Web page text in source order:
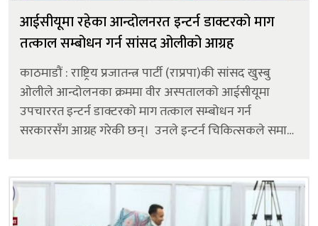
आईसीयूमा रहेका आन्दोलनरत इन्टर्न डाक्टरको माग
तत्काल सम्बोधन गर्न सांसद ओलीको आग्रह
काठमाडौं : राष्ट्रिय प्रजातन्त्र पार्टी (राप्रपा)की सांसद खुस्बु
ओलीले आन्दोलनका क्रममा वीर अस्पतालको आईसीयूमा
उपचाररत इन्टर्न डाक्टरको माग तत्काल सम्बोधन गर्न
सरकारसँग आग्रह गरेकी छन्। उनले इन्टर्न चिकित्सकले समान